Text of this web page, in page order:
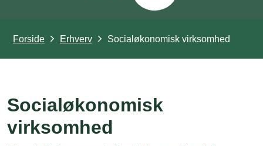
Forside Erhverv Socialøkonomisk virksomhed
Socialøkonomisk
virksomhed